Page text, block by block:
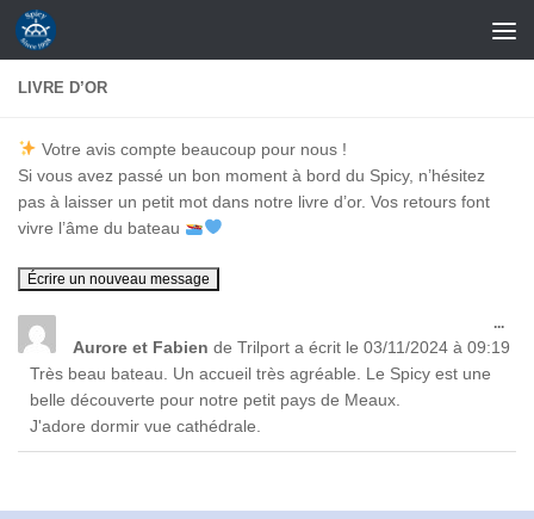
Skip to content
LIVRE D’OR
Votre avis compte beaucoup pour nous !
Si vous avez passé un bon moment à bord du Spicy, n’hésitez
pas à laisser un petit mot dans notre livre d’or. Vos retours font
vivre l’âme du bateau
Aurore et Fabien de Trilport a écrit le 03/11/2024 à 09:19
Très beau bateau. Un accueil très agréable. Le Spicy est une
belle découverte pour notre petit pays de Meaux.
J'adore dormir vue cathédrale.
...